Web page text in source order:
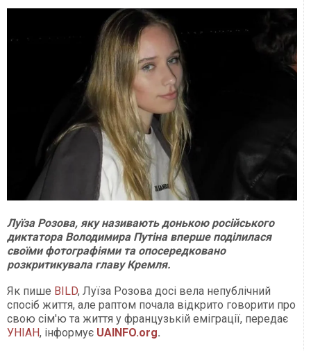
Луїза Розова, яку називають донькою російського
диктатора Володимира Путіна вперше поділилася
своїми фотографіями та опосередковано
розкритикувала главу Кремля.
Як пише BILD, Луїза Розова досі вела непублічний
спосіб життя, але раптом почала відкрито говорити про
свою сім'ю та життя у французькій еміграції, передає
УНІАН, інформує UAINFO.org.